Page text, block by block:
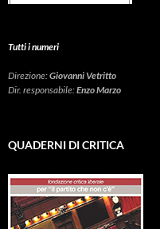
Tutti i numeri
Direzione:Giovanni Vetritto
Dir. responsabile:Enzo Marzo
QUADERNI DI CRITICA